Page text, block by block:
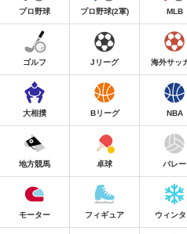
プロ野球 プロ野球(2軍) MLB
ゴルフ Jリーグ 海外サッ
大相撲 Bリーグ NBA
地方競馬 卓球 バレー
モーター フィギュア ウィン